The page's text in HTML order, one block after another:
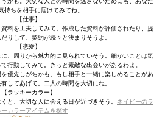
持ちを相手に届けてみてね。
【仕事】
料を工夫してみて。作成した資料が評価されたり、提
りして、契約が続々と決まりそうよ。
【恋愛】
、周りから魅力的に見られていそう。細かいことは気
行動してみて。きっと素敵な出会いがあるわよ。
優先しがちかも。もし相手と一緒に楽しめることがあ
してあげて。二人の時間を大切にね。
【ラッキーカラー】
と、大切な人に会える日が近づきそう。 ネイビーのラ
ーカラーアイテムを探す